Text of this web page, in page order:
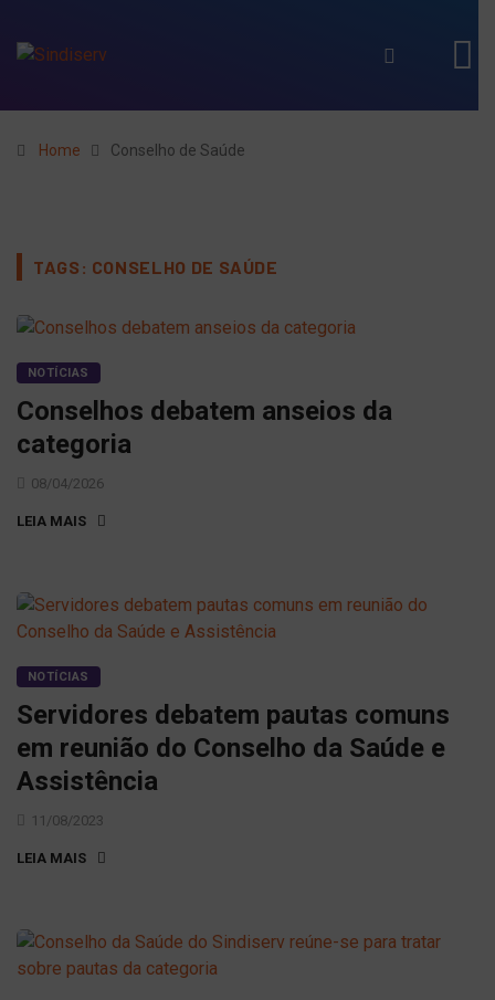
Home Conselho de Saúde
TAGS: CONSELHO DE SAÚDE
NOTÍCIAS
Conselhos debatem anseios da
categoria
08/04/2026
LEIA MAIS
NOTÍCIAS
Servidores debatem pautas comuns
em reunião do Conselho da Saúde e
Assistência
11/08/2023
LEIA MAIS